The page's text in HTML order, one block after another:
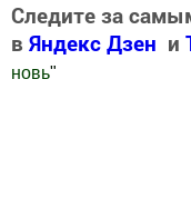
Следите за
в Яндекс Дзен и
новь"